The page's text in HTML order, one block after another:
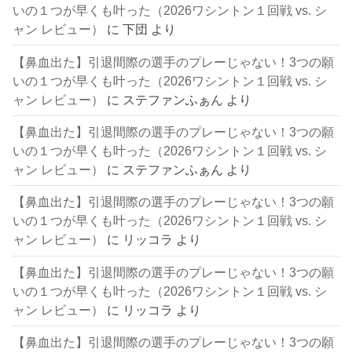
いの１つが早くも叶った（2026ワシントン１回戦 vs. シ
ャン レビュー）
に下団 より
【鼻血出た】引退間際の選手のプレーじゃない！3つの願
いの１つが早くも叶った（2026ワシントン１回戦 vs. シ
ャン レビュー）
に ステファンふぁん より
【鼻血出た】引退間際の選手のプレーじゃない！3つの願
いの１つが早くも叶った（2026ワシントン１回戦 vs. シ
ャン レビュー）
に ステファンふぁん より
【鼻血出た】引退間際の選手のプレーじゃない！3つの願
いの１つが早くも叶った（2026ワシントン１回戦 vs. シ
ャン レビュー）
に リッコラ より
【鼻血出た】引退間際の選手のプレーじゃない！3つの願
いの１つが早くも叶った（2026ワシントン１回戦 vs. シ
ャン レビュー）
に リッコラ より
【鼻血出た】引退間際の選手のプレーじゃない！3つの願